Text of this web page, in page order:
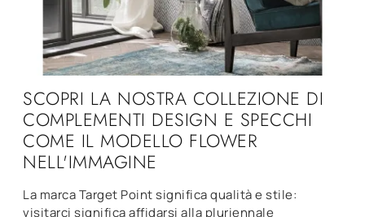
SCOPRI LA NOSTRA COLLEZIONE DI
COMPLEMENTI DESIGN E SPECCHI
COME IL MODELLO FLOWER
NELL'IMMAGINE
La marca Target Point significa qualità e stile:
visitarci significa affidarsi alla pluriennale